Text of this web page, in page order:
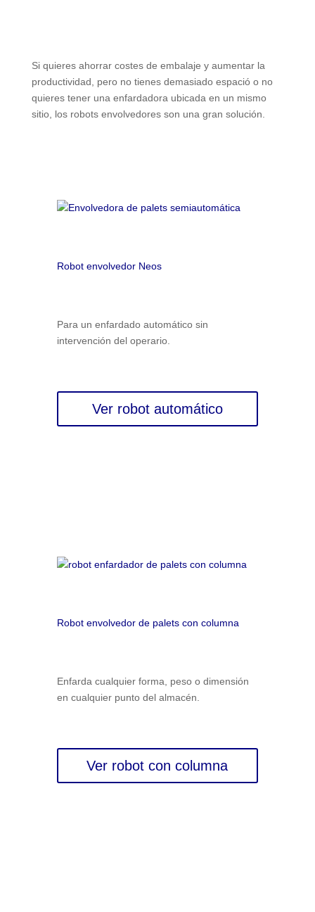
Si quieres ahorrar costes de embalaje y aumentar la
productividad, pero no tienes demasiado espació o no
quieres tener una enfardadora ubicada en un mismo
sitio, los robots envolvedores son una gran solución.
Robot envolvedor Neos
Para un enfardado automático sin
intervención del operario.
Ver robot automático
Robot envolvedor de palets con columna
Enfarda cualquier forma, peso o dimensión
en cualquier punto del almacén.
Ver robot con columna